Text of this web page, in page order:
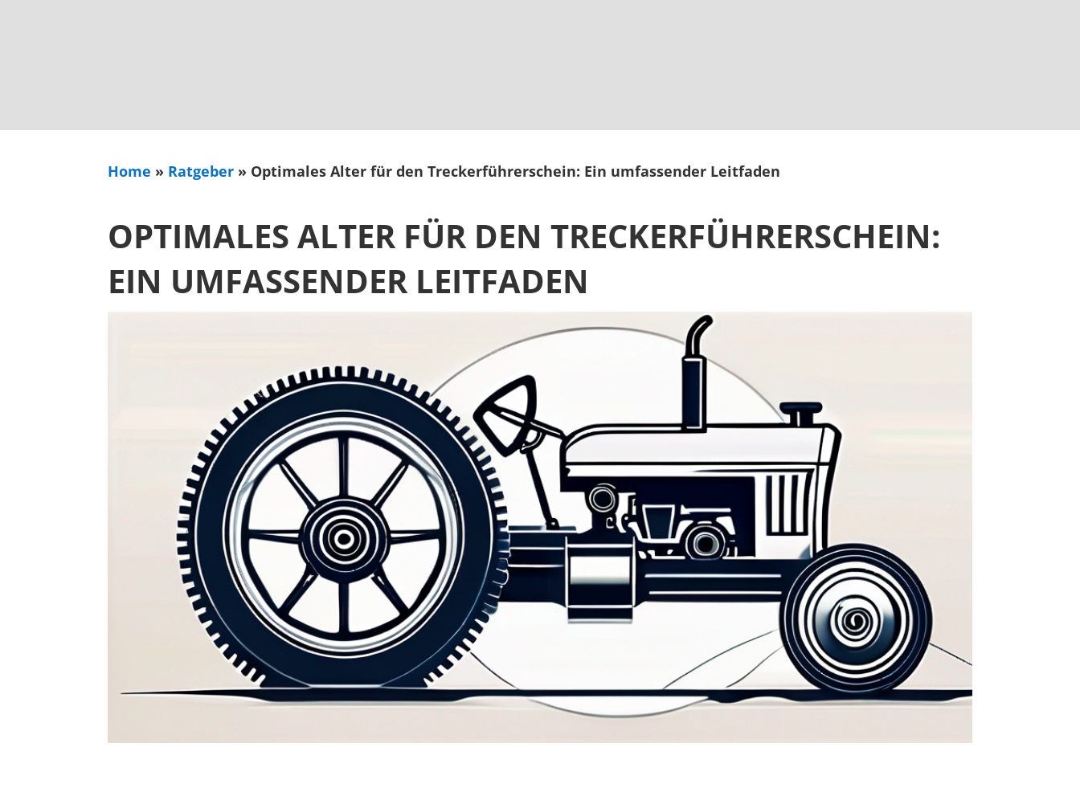
Home » Ratgeber » Optimales Alter für den Treckerführerschein: Ein umfassender Leitfaden
OPTIMALES ALTER FÜR DEN TRECKERFÜHRERSCHEIN:
EIN UMFASSENDER LEITFADEN